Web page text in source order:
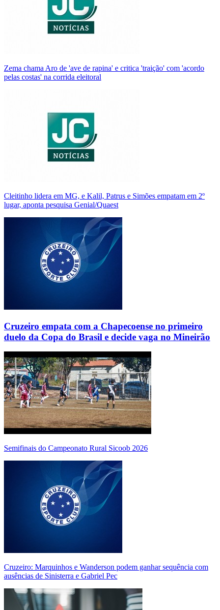
Zema chama Aro de 'ave de rapina' e critica 'traição' com 'acordo
pelas costas' na corrida eleitoral
Cleitinho lidera em MG, e Kalil, Patrus e Simões empatam em 2º
lugar, aponta pesquisa Genial/Quaest
Cruzeiro empata com a Chapecoense no primeiro
duelo da Copa do Brasil e decide vaga no Mineirão
Semifinais do Campeonato Rural Sicoob 2026
Cruzeiro: Marquinhos e Wanderson podem ganhar sequência com
ausências de Sinisterra e Gabriel Pec